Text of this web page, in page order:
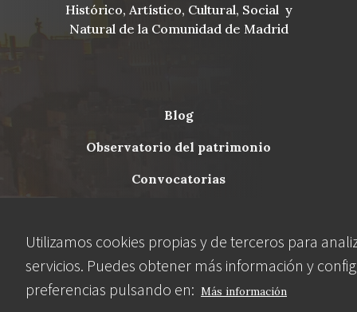
Utilizamos cookies propias y de terceros para
servicios. Puedes obtener más información y
preferencias pulsando en: Más información
Histórico, Artístico, Cultural, Social y
Natural de la Comunidad de Madrid
Menu
blog
observatorio del patrimonio
convocatorias
buscador avanzado
Nuestras redes